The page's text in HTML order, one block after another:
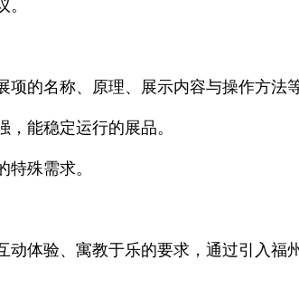
名称、原理、展示内容与操作方法等
能稳定运行的展品。
殊需求。
体验、寓教于乐的要求，通过引入福